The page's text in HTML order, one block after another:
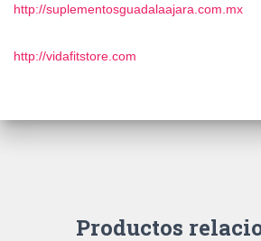
http://suplementosguadalaajara.com.mx
http://vidafitstore.com
Productos